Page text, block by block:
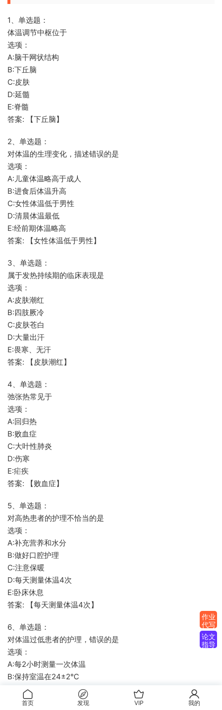
1、单选题：
体温调节中枢位于
选项：
A:脑干网状结构
B:下丘脑
C:皮肤
D:延髓
E:脊髓
答案: 【下丘脑】
2、单选题：
对体温的生理变化，描述错误的是
选项：
A:儿童体温略高于成人
B:进食后体温升高
C:女性体温低于男性
D:清晨体温最低
E:经前期体温略高
答案: 【女性体温低于男性】
3、单选题：
属于发热持续期的临床表现是
选项：
A:皮肤潮红
B:四肢厥冷
C:皮肤苍白
D:大量出汗
E:畏寒、无汗
答案: 【皮肤潮红】
4、单选题：
弛张热常见于
选项：
A:回归热
B:败血症
C:大叶性肺炎
D:伤寒
E:疟疾
答案: 【败血症】
5、单选题：
对高热患者的护理不恰当的是
选项：
A:补充营养和水分
B:做好口腔护理
C:注意保暖
D:每天测量体温4次
E:卧床休息
答案: 【每天测量体温4次】
6、单选题：
对体温过低患者的护理，错误的是
选项：
A:每2小时测量一次体温
B:保持室温在24±2℃
C:室内避免有对流的冷空气
D:给予电热毯加温或热水袋热敷
作业
代写
论文
指导
首页 发现 VIP 我的